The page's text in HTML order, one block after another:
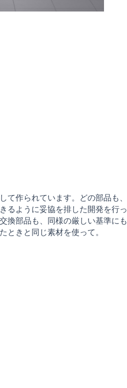
作られています。どの部品も、
るように妥協を排した開発を行っ
換部品も、同様の厳しい基準にも
ときと同じ素材を使って。